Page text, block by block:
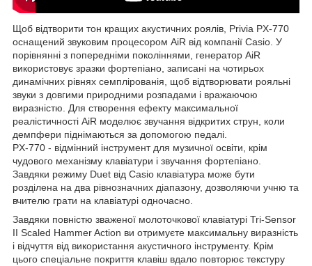
Щоб відтворити тон кращих акустичних роялів, Privia PX-770
оснащений звуковим процесором AiR від компанії Casio. У
порівнянні з попередніми поколіннями, генератор AiR
використовує зразки фортепіано, записані на чотирьох
динамічних рівнях семплірованія, щоб відтворювати рояльні
звуки з довгими природними розпадами і вражаючою
виразністю. Для створення ефекту максимальної
реалістичності AiR моделює звучання відкритих струн, коли
демпфери піднімаються за допомогою педалі.
PX-770 - відмінний інструмент для музичної освіти, крім
чудового механізму клавіатури і звучання фортепіано.
Завдяки режиму Duet від Casio клавіатура може бути
розділена на два рівнозначних діапазону, дозволяючи учню та
вчителю грати на клавіатурі одночасно.
Завдяки повністю зваженої молоточкової клавіатурі Tri-Sensor
II Scaled Hammer Action ви отримуєте максимальну виразність
і відчуття від використання акустичного інструменту. Крім
цього спеціальне покриття клавіш вдало повторює текстуру